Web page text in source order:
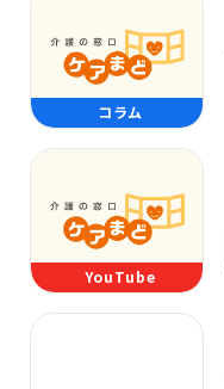
コラム
YouTube